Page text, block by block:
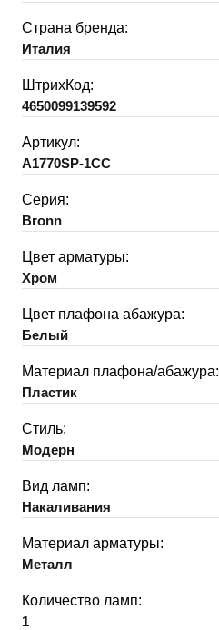
Страна бренда:
Италия
ШтрихКод:
4650099139592
Артикул:
A1770SP-1CC
Серия:
Bronn
Цвет арматуры:
Хром
Цвет плафона абажура:
Белый
Материал плафона/абажура:
Пластик
Стиль:
Модерн
Вид ламп:
Накаливания
Материал арматуры:
Металл
Количество ламп:
1